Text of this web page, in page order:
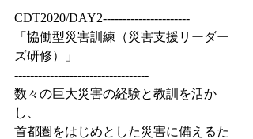
CDT2020/DAY2----------------------
「協働型災害訓練（災害支援リーダー
ズ研修）」
----------------------------------
数々の巨大災害の経験と教訓を活か
し、
首都圏をはじめとした災害に備えるた